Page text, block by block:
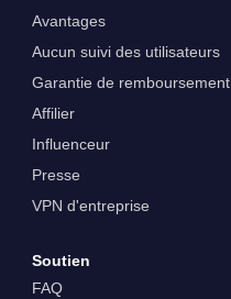
Avantages
Aucun suivi des utilisateurs
Garantie de remboursement
Affilier
Influenceur
Presse
VPN d'entreprise
Soutien
FAQ